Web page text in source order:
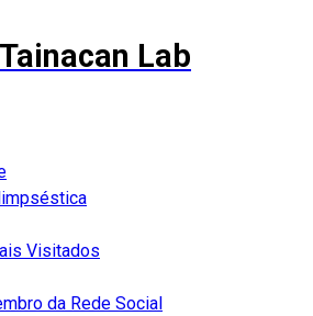
Lab
Visitados
da Rede Social